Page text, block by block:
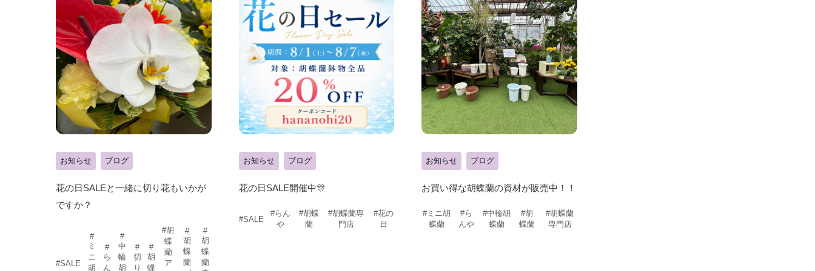
お知らせ ブログ
花の日SALEと一緒に切り花もいかが
ですか？
#SALE
#
ミ
ニ
胡
#
ら
ん
#
中
輪
胡
#
切
り
#
胡
蝶
#胡
蝶
蘭
ア
#
胡
蝶
蘭
#
胡
蝶
蘭
お知らせ ブログ
花の日SALE開催中🎊
#SALE
#らん
や
#胡蝶
蘭
#胡蝶蘭専
門店
#花の
日
お知らせ ブログ
お買い得な胡蝶蘭の資材が販売中！！
#ミニ胡
蝶蘭
#ら
んや
#中輪胡
蝶蘭
#胡
蝶蘭
#胡蝶蘭
専門店